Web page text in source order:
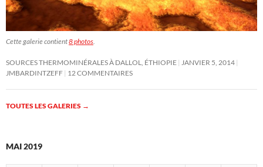
Cette galerie contient8 photos
SOURCES THERMOMINÉRALES À DALLOL, ÉTHIOPIE
JANVIER 5, 2014
JMBARDINTZEFF 12 COMMENTAIRES
TOUTES LES GALERIES →
MAI 2019